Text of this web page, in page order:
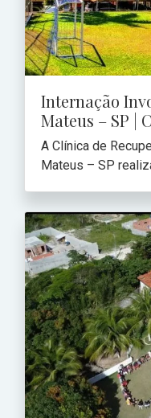
Internação
Mateus – SP |
A Clínica de
Mateus – SP